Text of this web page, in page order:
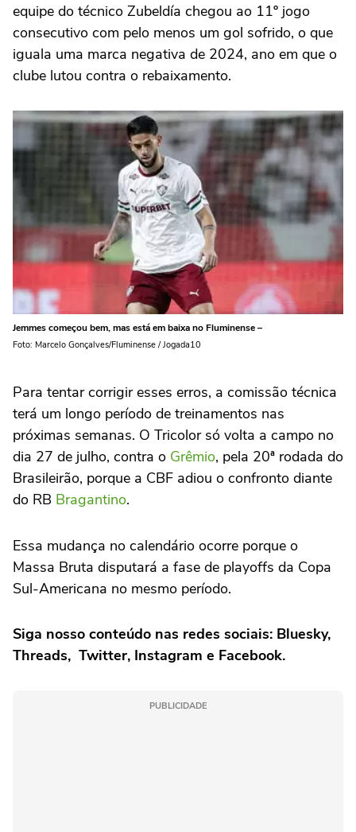
equipe do técnico Zubeldía chegou ao 11º jogo
consecutivo com pelo menos um gol sofrido, o que
iguala uma marca negativa de 2024, ano em que o
clube lutou contra o rebaixamento.
Jemmes começou bem, mas está em baixa no Fluminense –
Foto: Marcelo Gonçalves/Fluminense / Jogada10
Para tentar corrigir esses erros, a comissão técnica
terá um longo período de treinamentos nas
próximas semanas. O Tricolor só volta a campo no
dia 27 de julho, contra o Grêmio, pela 20ª rodada do
Brasileirão, porque a CBF adiou o confronto diante
do RB Bragantino.
Essa mudança no calendário ocorre porque o
Massa Bruta disputará a fase de playoffs da Copa
Sul-Americana no mesmo período.
Siga nosso conteúdo nas redes sociais: Bluesky,
Threads, Twitter, Instagram e Facebook.
PUBLICIDADE